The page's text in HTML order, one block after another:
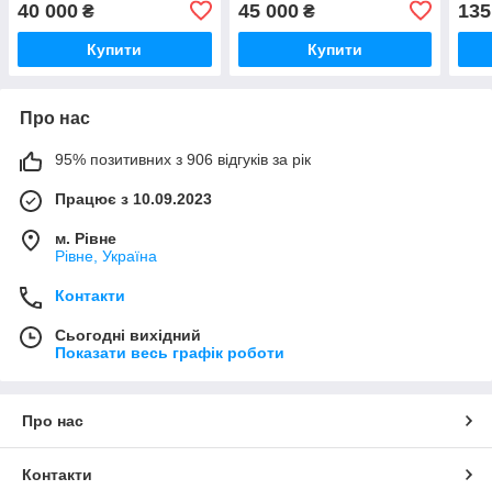
40 000 ₴
Купити
45 000₴
Купити
Про нас
95% позитивних з 906 відгуків за рік
Працює з 10.09.2023
м. Рівне
Рівне, Україна
Контакти
Сьогодні вихідний
Показати весь графік роботи
Про нас
Контакти